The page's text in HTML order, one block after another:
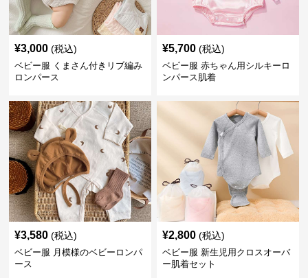
¥3,000 (税込)
ベビー服 くまさん付きリブ編み
ロンパース
¥5,700 (税込)
ベビー服 赤ちゃん用シルキーロ
ンパース肌着
¥3,580 (税込)
ベビー服 月模様のベビーロンパ
ース
¥2,800 (税込)
ベビー服 新生児用クロスオーバ
ー肌着セット